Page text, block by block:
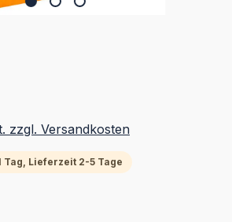
zzgl. Versandkosten
Lieferzeit 2-5 Tage